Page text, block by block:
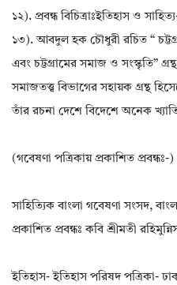
১২). প্রবন্ধ বিচিত্রাঃইতিহাস ও
১৩). আবদুল হক চৌধুরী রচিত “
এবং চট্টগ্রামের সমাজ ও সংস্কৃতি” গ্রন্থ
সমাজতত্ত্ব বিভাগের সহায়ক গ্রন্থ
তাঁর রচনা দেশে বিদেশে অনেক
(গবেষণা পত্রিকায় প্রকাশিত প্রবন্ধঃ-)
সাহিত্যিক বাংলা গবেষণা সংসদ,
প্রকাশিত প্রবন্ধঃ কবি শ্রীমতী
ইতিহাস- ইতিহাস পরিষদ পত্রিকা-